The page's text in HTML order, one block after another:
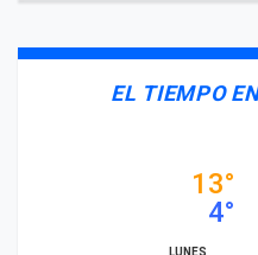
EL TIEMPO